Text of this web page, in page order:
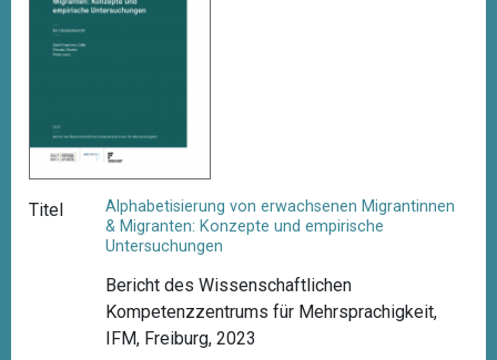
Titel
Alphabetisierung von erwachsenen Migrantinnen
& Migranten: Konzepte und empirische
Untersuchungen
Bericht des Wissenschaftlichen
Kompetenzzentrums für Mehrsprachigkeit,
IFM, Freiburg, 2023